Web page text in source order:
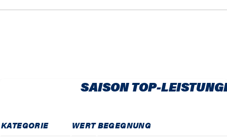
SAISON TOP-
KATEGORIE WERTBEGEGNUNG